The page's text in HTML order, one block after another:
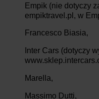
Empik (nie dotyczy
empiktravel.pl, w
Francesco Biasia,
Inter Cars (dotyczy
Marella,
Massimo Dutti,